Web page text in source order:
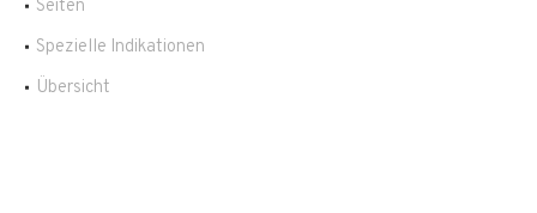
Seiten
Spezielle Indikationen
Übersicht